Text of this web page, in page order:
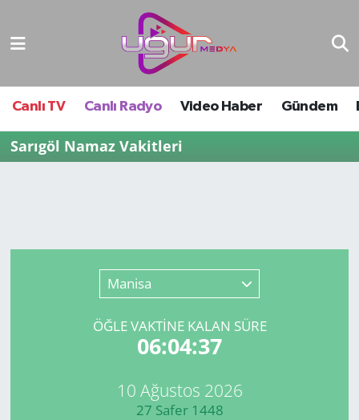
Canlı TV Canlı Radyo Video Haber Gündem
Sarıgöl Namaz Vakitleri
Manisa
ÖĞLE VAKTİNE KALAN SÜRE
06:04:37
10 Ağustos 2026
27 Safer 1448
Nöbetçi Eczaneler
Hava Durumu
Namaz Vakitleri
Tüm Manşetler